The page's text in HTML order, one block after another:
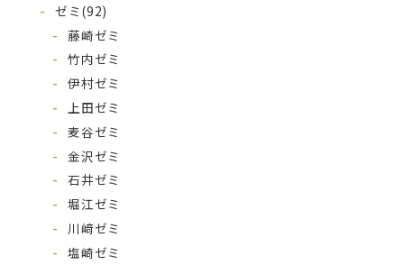
ゼミ(92)
藤崎ゼミ
竹内ゼミ
伊村ゼミ
上田ゼミ
麦谷ゼミ
金沢ゼミ
石井ゼミ
堀江ゼミ
川﨑ゼミ
塩崎ゼミ